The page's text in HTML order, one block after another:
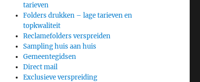
tarieven
Folders drukken – lage tarieven en
topkwaliteit
Reclamefolders verspreiden
Sampling huis aan huis
Gemeentegidsen
Direct mail
Exclusieve verspreiding